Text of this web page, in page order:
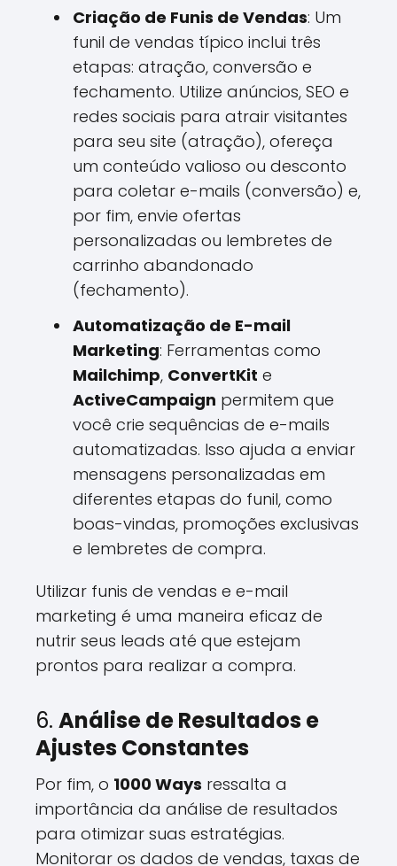
Criação de Funis de Vendas: Um
funil de vendas típico inclui três
etapas: atração, conversão e
fechamento. Utilize anúncios, SEO e
redes sociais para atrair visitantes
para seu site (atração), ofereça
um conteúdo valioso ou desconto
para coletar e-mails (conversão) e,
por fim, envie ofertas
personalizadas ou lembretes de
carrinho abandonado
(fechamento).
Automatização de E-mail
Marketing: Ferramentas como
Mailchimp, ConvertKit e
ActiveCampaign permitem que
você crie sequências de e-mails
automatizadas. Isso ajuda a enviar
mensagens personalizadas em
diferentes etapas do funil, como
boas-vindas, promoções exclusivas
e lembretes de compra.
Utilizar funis de vendas e e-mail
marketing é uma maneira eficaz de
nutrir seus leads até que estejam
prontos para realizar a compra.
6. Análise de Resultados e
Ajustes Constantes
Por fim, o 1000 Ways ressalta a
importância da análise de resultados
para otimizar suas estratégias.
Monitorar os dados de vendas, taxas de